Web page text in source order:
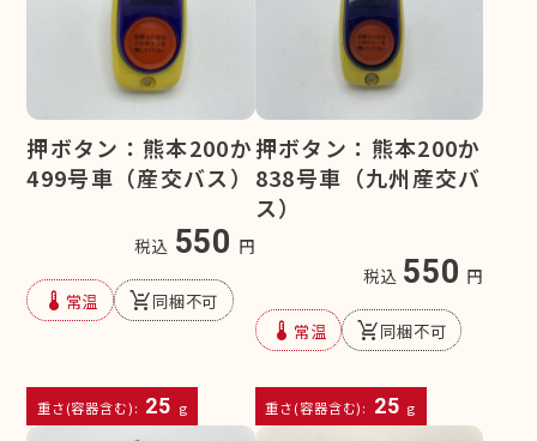
押ボタン：熊本200か
499号車（産交バス）
税込 550 円
device_thermostat 常温 remove_shopping_cart同梱不可
重さ(容器含む): 25 g
押ボタン：熊本200か
838号車（九州産交バ
ス）
税込 550 円
device_thermostat 常温 remove_shopping_cart同梱不可
重さ(容器含む): 25 g